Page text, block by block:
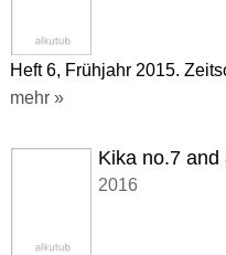
Heft 6, Frühjahr 2015.
mehr »
Kika no.7 and
2016